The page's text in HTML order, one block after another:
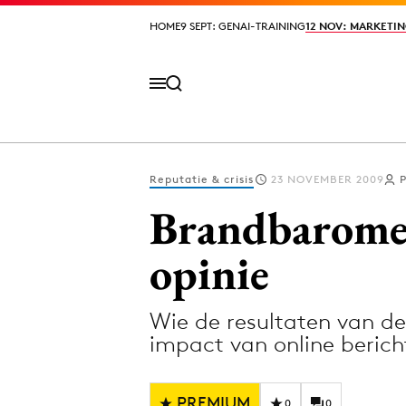
HOME9 SEPT: GENAI-TRAINING12 NOV:
HOME9 SEPT: GENAI-TRAINING12 NOV:
Design
Digital
Diversiteit
Reputatie & crisis 23 NOVEMBER 2009
opinie
Wie de resultaten van
impact van online
0 0